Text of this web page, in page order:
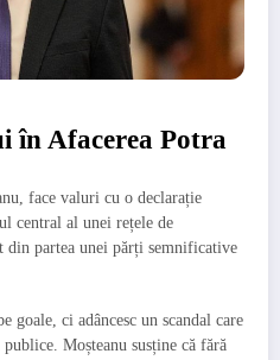
în Afacerea Potra
face valuri cu o declarație
central al unei rețele de
din partea unei părți semnificative
goale, ci adâncesc un scandal care
Moșteanu susține că fără